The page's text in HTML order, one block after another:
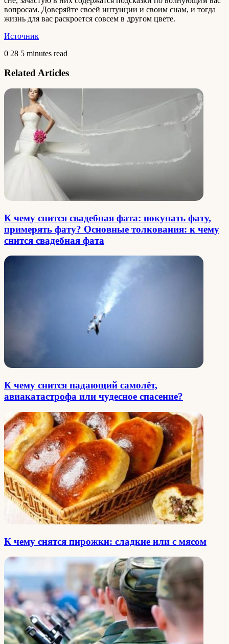
вопросам. Доверяйте своей интуиции и своим снам, и тогда
жизнь для вас раскроется совсем в другом цвете.
Источник
0 28 5 minutes read
Related Articles
К чему снится свадебная фата: покупать фату,
примерять фату? Основные толкования: к чему
снится свадебная фата
К чему снится падающий самолёт,
авиакатастрофа или чудесное спасение?
К чему снятся пирожки: сладкие или с мясом